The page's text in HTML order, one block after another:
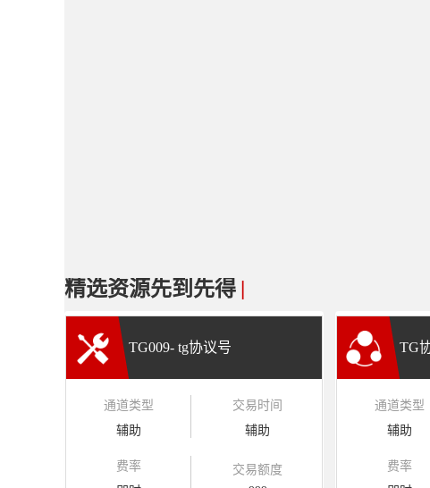
精选资源先到先得 |
TG009- tg协议号
通道类型
辅助
交易时间
辅助
费率
交易额度
TG
通道类型
辅助
费率